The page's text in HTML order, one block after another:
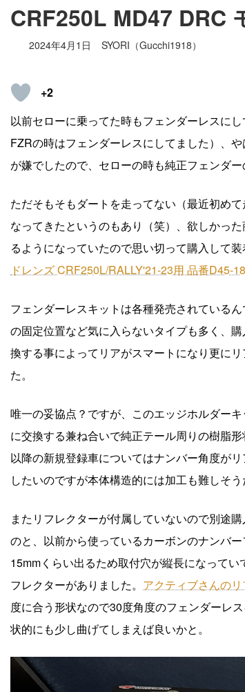
CRF250L MD47 DRC
2024年4月1日 SYORI（Gucchi1918）
+2
以前セローに乗ってた時もフェンダーレスに
FZRの時はフェンダーレスにしてました）、
が嫌でしたので、セローの時も純正フェンダ
ただそもそもダートを走ってない（最近初め
なってきたというのもあり（笑）、欲しかっ
るようになっていたので思い切って購入して
ドレンズ CRF250L/RALLY'21-23用 品番D45-
フェンダーレスキットは各種発売されている
の固定位置など気に入らないタイプも多く、
換する事によってリアがスマートになり更に
た。
唯一の妥協点？ですが、このエッジホルダー
に交換する兼ね合いで純正テール周りの樹脂
以降の新規登録車についてはナンバー角度が
したいのですが本体構造的には加工も難しそ
またリフレクターが付属していないので別途
のと、以前から使っているカーボンのナンバ
15mmくらい出るため取付穴が縦長になって
フレクターがありました。 アクティブさんの
度に合う形状なので30度角度のフェンダーレ
状的にも少し曲げてしまえば良いかと。